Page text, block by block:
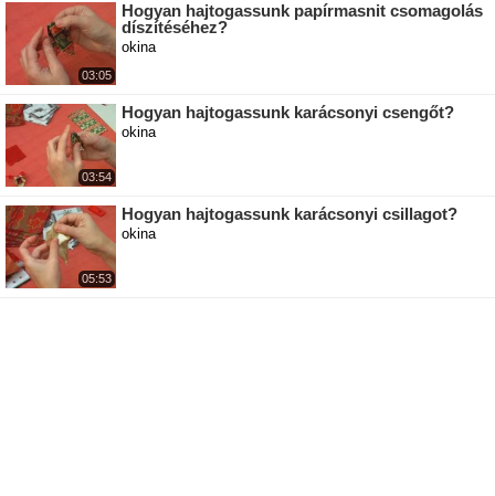
03:05
Hogyan hajtogassunk papírmasnit csomagolás
díszítéséhez?
okina
03:54
Hogyan hajtogassunk karácsonyi csengőt?
okina
05:53
Hogyan hajtogassunk karácsonyi csillagot?
okina